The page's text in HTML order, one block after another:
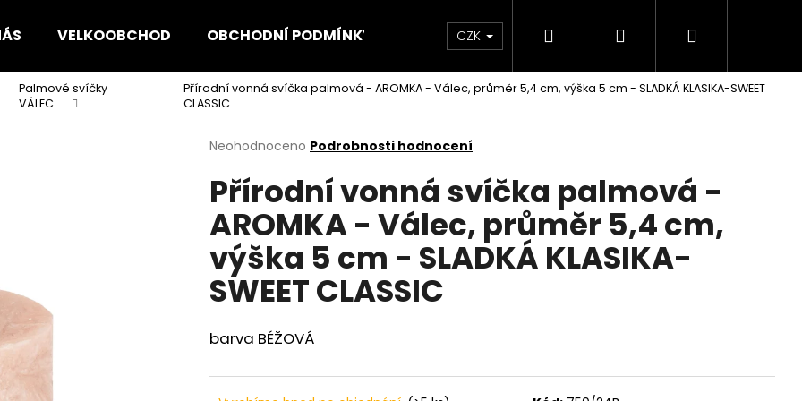
VELKOOBCHOD OBCHODNÍ PODMÍNKY KONTAKTY
CZK Hledat PřihlášeníNákupní
Palmové svíčky
VÁLEC
Přírodní vonná svíčka palmová - AROMKA - Válec, průměr 5,4 cm, výška 5 cm - SLADKÁ KLASIKA-SWEET
CLASSIC
Průměrné
produktu
je
0,0
z
5
hvězdiček.
Neohodnoceno Podrobnosti hodnocení
Přírodní vonná svíčka palmová -
AROMKA - Válec, průměr 5,4 cm,
výška 5 cm - SLADKÁ KLASIKA-
SWEET CLASSIC
barva BÉŽOVÁ
Co potřebujete najít?